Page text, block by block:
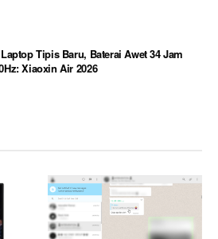
Tipis Baru, Baterai Awet 34 Jam
Xiaoxin Air 2026